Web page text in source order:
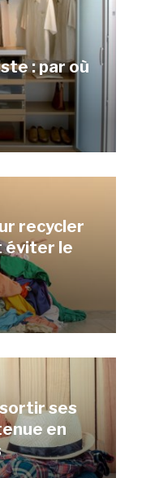
: par où
recycler
éviter le
ses
en